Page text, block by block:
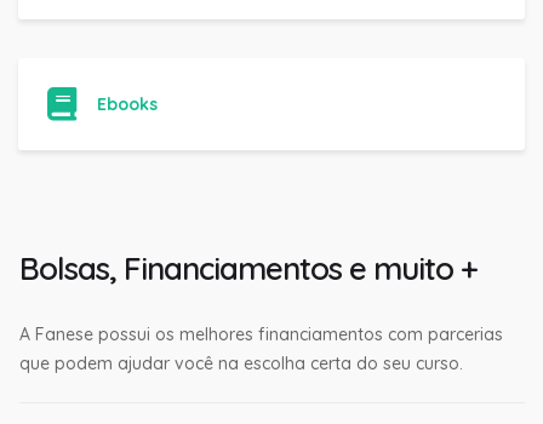
Ebooks
Bolsas, Financiamentos e muito +
A Fanese possui os melhores financiamentos com parcerias
que podem ajudar você na escolha certa do seu curso.